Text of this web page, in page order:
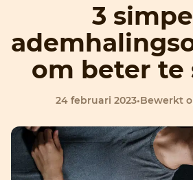
3
om beter te
24 februari 2023•Bewerkt